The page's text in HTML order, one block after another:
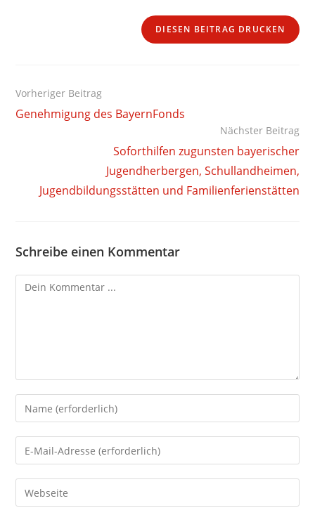
DIESEN BEITRAG DRUCKEN
Weitere
Artikel
ansehen
Vorheriger Beitrag
Genehmigung des BayernFonds
Nächster Beitrag
Soforthilfen zugunsten bayerischer
Jugendherbergen, Schullandheimen,
Jugendbildungsstätten und Familienferienstätten
Schreibe einen Kommentar
Kommentieren
Gib
deinen
Namen
oder
zum
Kommentieren
Gib
deine
E-
Mail-
Gib
deine